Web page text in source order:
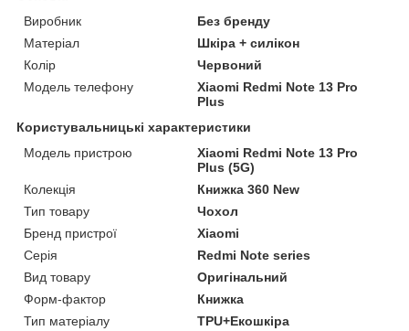
Виробник
Без бренду
Матеріал
Шкіра + силікон
Колір
Червоний
Модель телефону
Xiaomi Redmi Note 13 Pro
Plus
Користувальницькі характеристики
Модель пристрою
Xiaomi Redmi Note 13 Pro
Plus (5G)
Колекція
Книжка 360 New
Тип товару
Чохол
Бренд пристрої
Xiaomi
Серія
Redmi Note series
Вид товару
Оригінальний
Форм-фактор
Книжка
Тип матеріалу
TPU+Екошкіра